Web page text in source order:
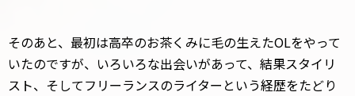
そのあと、最初は高卒のお茶くみに毛の生えたOLをやって
いたのですが、いろいろな出会いがあって、結果スタイリ
スト、そしてフリーランスのライターという経歴をたどり